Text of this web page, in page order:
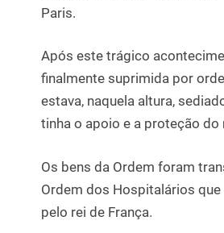
Paris.
Após este trágico
finalmente suprimida por
estava, naquela altura,
tinha o apoio e a proteção do
Os bens da Ordem foram
Ordem dos Hospitalários
pelo rei de França.